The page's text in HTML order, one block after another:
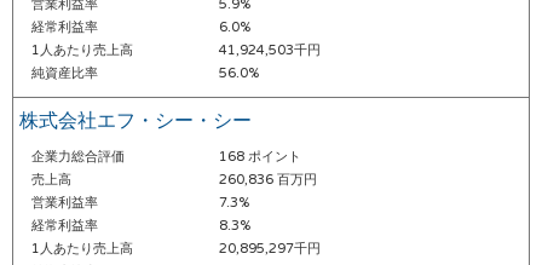
営業利益率
5.9%
経常利益率
6.0%
1人あたり売上高
41,924,503千円
純資産比率
56.0%
株式会社エフ・シー・シー
企業力総合評価
168 ポイント
売上高
260,836 百万円
営業利益率
7.3%
経常利益率
8.3%
1人あたり売上高
20,895,297千円